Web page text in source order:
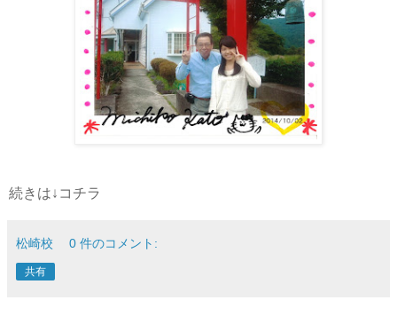
続きは↓コチラ
松崎校 0 件のコメント:
共有